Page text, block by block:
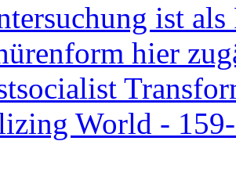
ist
hier
World -